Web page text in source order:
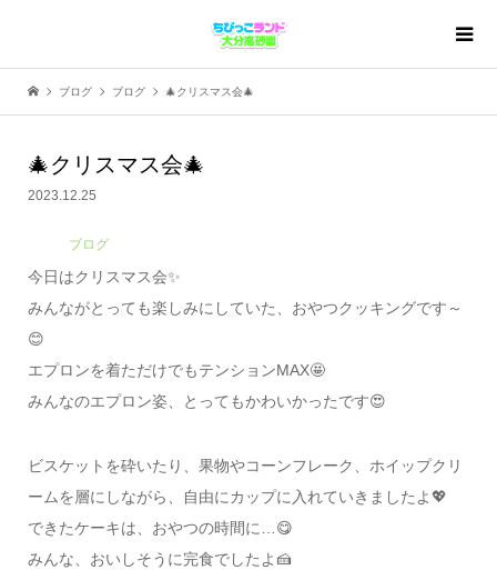
ブログ ブログ 🎄クリスマス会🎄
🎄クリスマス会🎄
2023.12.25
ブログ
今日はクリスマス会✨
みんながとっても楽しみにしていた、おやつクッキングです～
😊
エプロンを着ただけでもテンションMAX🤩
みんなのエプロン姿、とってもかわいかったです😍
ビスケットを砕いたり、果物やコーンフレーク、ホイップクリ
ームを層にしながら、自由にカップに入れていきましたよ💖
できたケーキは、おやつの時間に…😋
みんな、おいしそうに完食でしたよ🍰